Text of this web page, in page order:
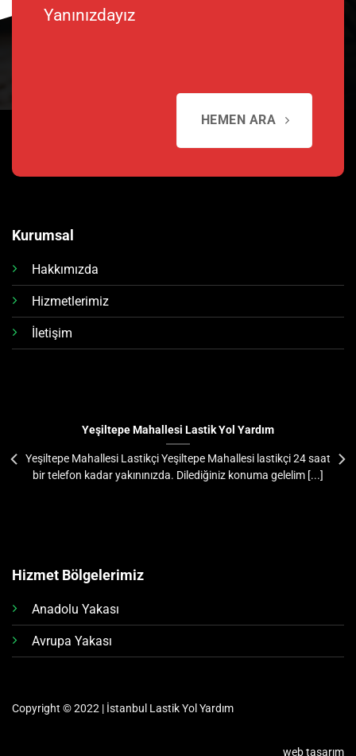
Yanınızdayız
HEMEN ARA
Kurumsal
Hakkımızda
Hizmetlerimiz
İletişim
Yeşiltepe Mahallesi Lastik Yol Yardım
Yeşiltepe Mahallesi Lastikçi Yeşiltepe Mahallesi lastikçi 24 saat
bir telefon kadar yakınınızda. Dilediğiniz konuma gelelim [...]
Hizmet Bölgelerimiz
Anadolu Yakası
Avrupa Yakası
Copyright © 2022 | İstanbul Lastik Yol Yardım
web tasarım